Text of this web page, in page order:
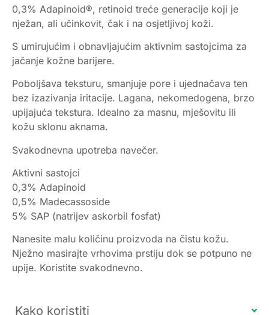
0,3% Adapinoid®, retinoid treće generacije koji je
nježan, ali učinkovit, čak i na osjetljivoj koži.
S umirujućim i obnavljajućim aktivnim sastojcima za
jačanje kožne barijere.
Poboljšava teksturu, smanjuje pore i ujednačava ten
bez izazivanja iritacije. Lagana, nekomedogena, brzo
upijajuća tekstura. Idealno za masnu, mješovitu ili
kožu sklonu aknama.
Svakodnevna upotreba navečer.
Aktivni sastojci
0,3% Adapinoid
0,5% Madecassoside
5% SAP (natrijev askorbil fosfat)
Nanesite malu količinu proizvoda na čistu kožu.
Nježno masirajte vrhovima prstiju dok se potpuno ne
upije. Koristite svakodnevno.
Kako koristiti